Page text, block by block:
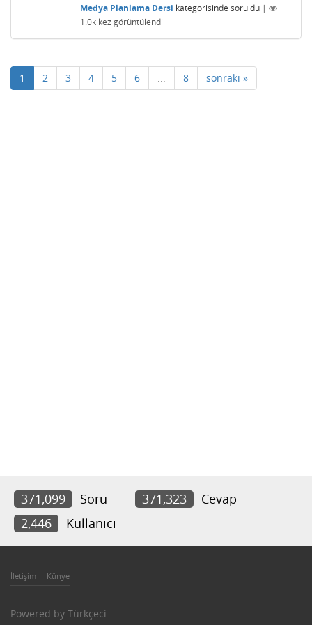
Medya Planlama Dersi kategorisinde soruldu |
1.0kkez görüntülendi
1 2 3 4 5 6 ... 8 sonraki »
371,099 Soru 371,323
Cevap
2,446
Kullanıcı
İletişim Künye
Powered by Türkçeci